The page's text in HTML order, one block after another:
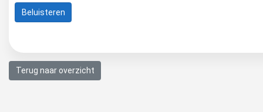
Beluisteren
Terug naar overzicht